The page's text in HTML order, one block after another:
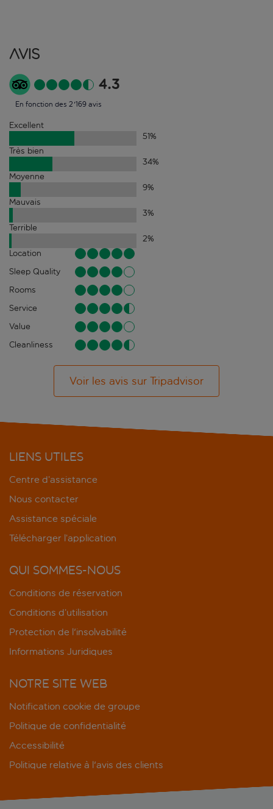
Avis
4.3
En fonction des 2'169 avis
Excellent
51%
Très bien
34%
Moyenne
9%
Mauvais
3%
Terrible
2%
Location
Sleep Quality
Rooms
Service
Value
Cleanliness
Voir les avis sur Tripadvisor
LIENS UTILES
Centre d’assistance
Nous contacter
Assistance spéciale
Télécharger l’application
QUI SOMMES-NOUS
Conditions de réservation
Conditions d’utilisation
Protection de l'insolvabilité
Informations Juridiques
NOTRE SITE WEB
Notification cookie de groupe
Politique de confidentialité
Accessibilité
Politique relative à l'avis des clients